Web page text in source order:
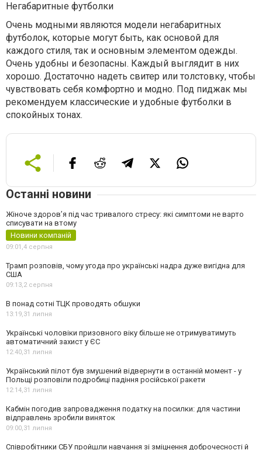
Негабаритные футболки
Очень модными являются модели негабаритных
футболок, которые могут быть, как основой для
каждого стиля, так и основным элементом одежды.
Очень удобны и безопасны. Каждый выглядит в них
хорошо. Достаточно надеть свитер или толстовку, чтобы
чувствовать себя комфортно и модно. Под пиджак мы
рекомендуем классические и удобные футболки в
спокойных тонах.
Останні новини
Жіноче здоров’я під час тривалого стресу: які симптоми не варто
списувати на втому
Новини компаній
09:01,4 серпня
Трамп розповів, чому угода про українські надра дуже вигідна для
США
09:13,2 серпня
В понад сотні ТЦК проводять обшуки
13:19,31 липня
Українські чоловіки призовного віку більше не отримуватимуть
автоматичний захист у ЄС
12:40,31 липня
Український пілот був змушений відвернути в останній момент - у
Польщі розповіли подробиці падіння російської ракети
12:14,31 липня
Кабмін погодив запровадження податку на посилки: для частини
відправлень зробили виняток
09:00,31 липня
Співробітники СБУ пройшли навчання зі зміцнення доброчесності й